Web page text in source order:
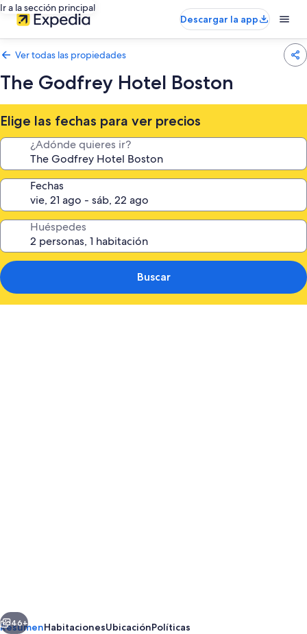
Ir a la sección principal
Descargar la app
Ver todas las propiedades
The Godfrey Hotel Boston
Elige las fechas para ver precios
¿Adónde quieres ir?
Fechas
Huéspedes
Buscar
Siguiente
46+
ResumenHabitacionesUbicaciónPolíticas